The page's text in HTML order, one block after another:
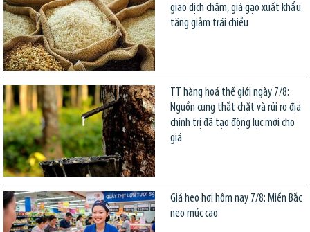
giao dịch chậm, giá gạo xuất khẩu
tăng giảm trái chiều
TT hàng hoá thế giới ngày 7/8:
Nguồn cung thắt chặt và rủi ro địa
chính trị đã tạo động lực mới cho
giá
Giá heo hơi hôm nay 7/8: Miền Bắc
neo mức cao